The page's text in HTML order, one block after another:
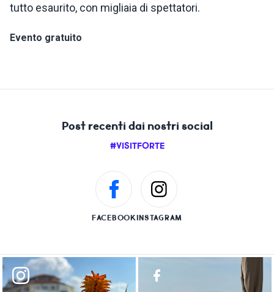
tutto esaurito, con migliaia di spettatori.
Evento gratuito
Post recenti dai nostri social
#VISITFORTE
FACEBOOKINSTAGRAM